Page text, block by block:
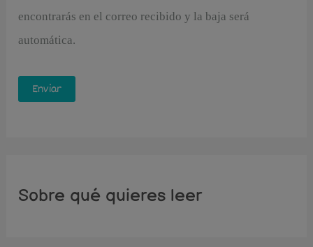
encontrarás en el correo recibido y la baja será
automática.
Sobre qué quieres leer